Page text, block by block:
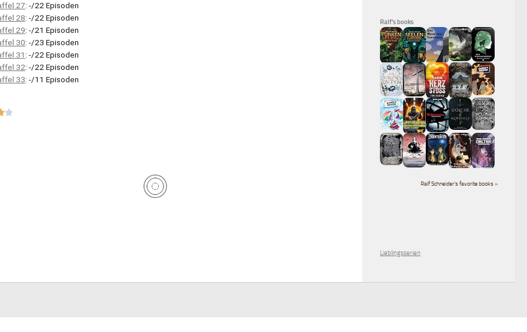
27: -/22 Episoden
28: -/22 Episoden
29: -/21 Episoden
30: -/23 Episoden
31 : -/22 Episoden
32: -/22 Episoden
33: -/11 Episoden

Ralf's books
Ralf Schneider's favorite books »
Lieblingsserien